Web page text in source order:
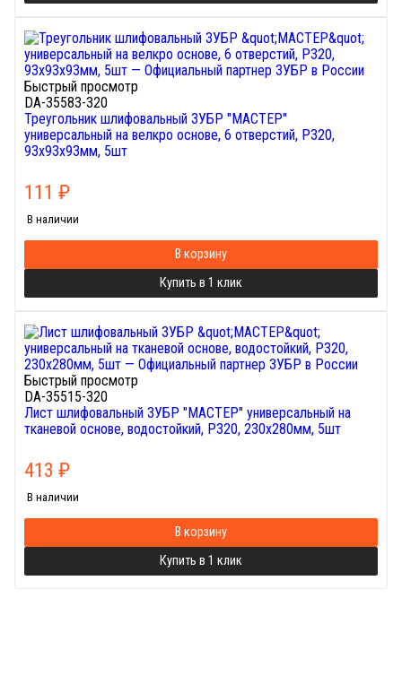
Быстрый просмотр
DA-35583-320
Треугольник шлифовальный ЗУБР "МАСТЕР"
универсальный на велкро основе, 6 отверстий, Р320,
93х93х93мм, 5шт
111 ₽
В наличии
В корзину
Купить в 1 клик
Быстрый просмотр
DA-35515-320
Лист шлифовальный ЗУБР "МАСТЕР" универсальный на
тканевой основе, водостойкий, Р320, 230х280мм, 5шт
413 ₽
В наличии
В корзину
Купить в 1 клик